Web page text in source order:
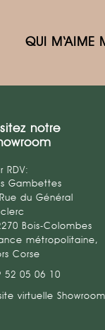
QUI M‘AIME
notre
RDV:
Gambettes
du Général
Bois-Colombes
métropolitaine,
Corse
52 05 06 10
virtuelle Showroom